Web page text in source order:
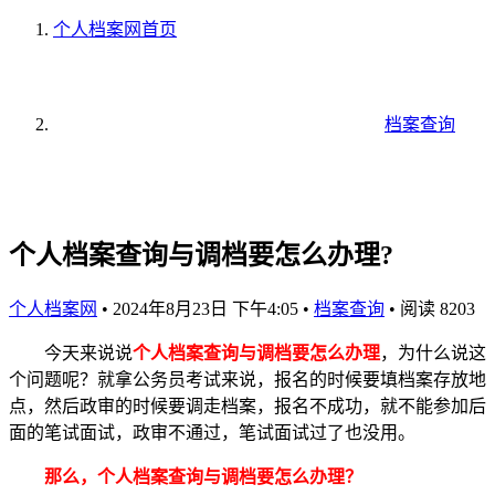
个人档案网首页
档案查询
个人档案查询与调档要怎么办理?
个人档案网 • 2024年8月23日 下午4:05 • 档案查询 • 阅读 8203
今天来说说个人档案查询与调档要怎么办理，为什么说这
个问题呢？就拿公务员考试来说，报名的时候要填档案存放地
点，然后政审的时候要调走档案，报名不成功，就不能参加后
面的笔试面试，政审不通过，笔试面试过了也没用。
那么，个人档案查询与调档要怎么办理？